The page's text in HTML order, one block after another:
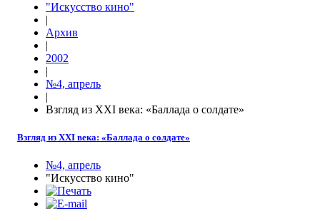
"Искусство кино"
|
Архив
|
2002
|
№4, апрель
|
Взгляд из XXI века: «Баллада о солдате»
Взгляд из XXI века: «Баллада о солдате»
№4, апрель
"Искусство кино"